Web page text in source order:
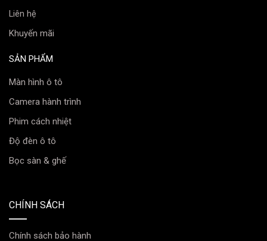
Liên hệ
Khuyến mãi
SẢN PHẨM
Màn hình ô tô
Camera hành trình
Phim cách nhiệt
Độ đèn ô tô
Bọc sàn & ghế
CHÍNH SÁCH
Chính sách bảo hành